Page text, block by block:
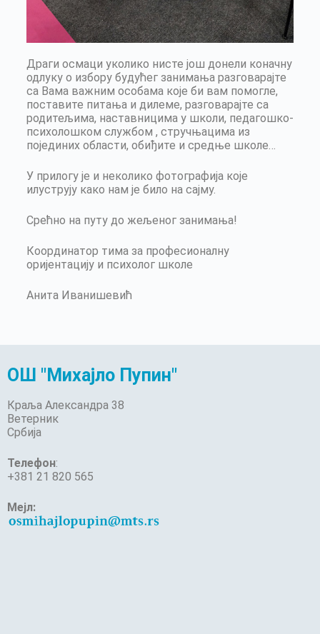
Драги осмаци уколико нисте још донели коначну
одлуку о избору будућег занимања разговарајте
са Вама важним особама које би вам помогле,
поставите питања и дилеме, разговарајте са
родитељима, наставницима у школи, педагошко-
психолошком службом , стручњацима из
појединих области, обиђите и средње школе…
У прилогу је и неколико фотографија које
илуструју како нам је било на сајму.
Срећно на путу до жељеног занимања!
Координатор тима за професионалну
оријентацију и психолог школе
Анита Иванишевић
ОШ "Михајло Пупин"
Краља Александра 38
Ветерник
Србија
Телефон:
+381 21 820 565
Мејл: